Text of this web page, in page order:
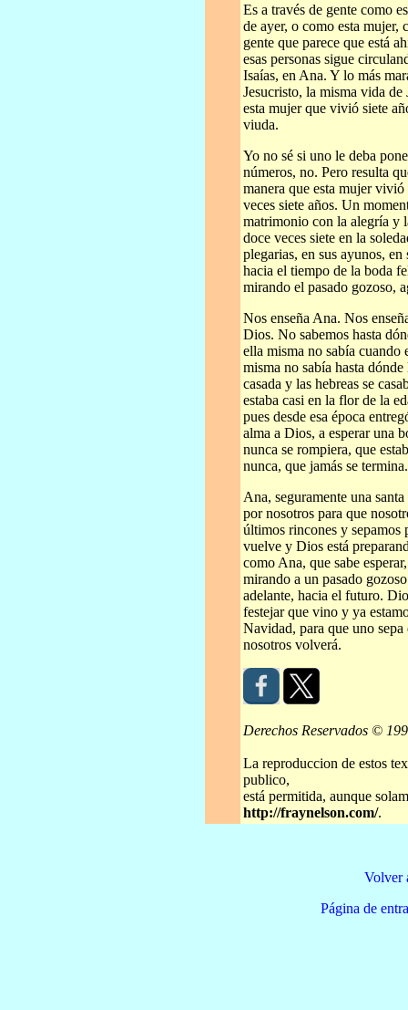
Es a través de gente como
de ayer, o como esta mujer,
gente que parece que está
esas personas sigue
Isaías, en Ana. Y lo más
Jesucristo, la misma vida
esta mujer que vivió siete
viuda.
Yo no sé si uno le deba
números, no. Pero resulta
manera que esta mujer
veces siete años. Un
matrimonio con la alegría y
doce veces siete en la
plegarias, en sus ayunos,
hacia el tiempo de la boda
mirando el pasado gozoso,
Nos enseña Ana. Nos
Dios. No sabemos hasta
ella misma no sabía cuando
misma no sabía hasta
casada y las hebreas se
estaba casi en la flor de la
pues desde esa época
alma a Dios, a esperar una
nunca se rompiera, que
nunca, que jamás se termina.
Ana, seguramente una
por nosotros para que
últimos rincones y sepamos
vuelve y Dios está
como Ana, que sabe
mirando a un pasado
adelante, hacia el futuro.
festejar que vino y ya
Navidad, para que uno
nosotros volverá.
Derechos Reservados ©
La reproduccion de estos
publico,
está permitida, aunque
http://fraynelson.com/.
Volver
Página de